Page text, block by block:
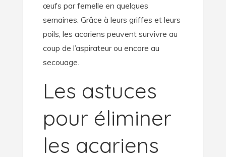
œufs par femelle en quelques
semaines. Grâce à leurs griffes et leurs
poils, les acariens peuvent survivre au
coup de l’aspirateur ou encore au
secouage.
Les astuces
pour éliminer
les acariens